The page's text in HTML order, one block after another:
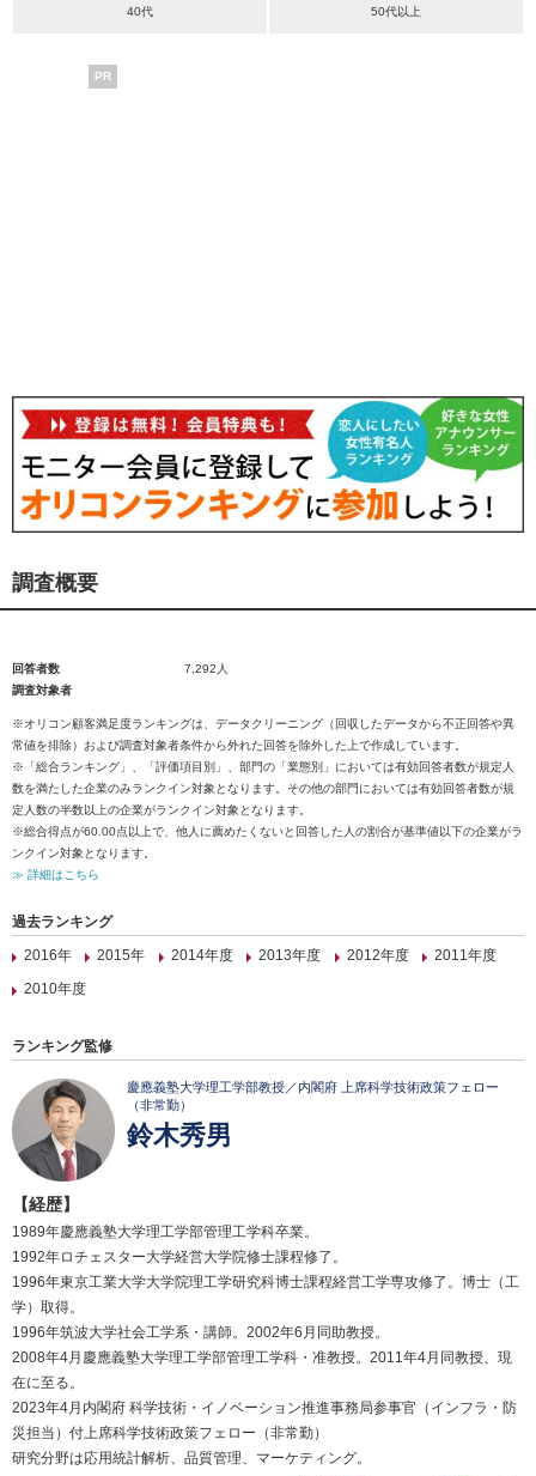
40代 50代以上
PR
調査概要
回答者数
7,292人
調査対象者
※オリコン顧客満足度ランキングは、データクリーニング（回収したデータから不正回答や異
常値を排除）および調査対象者条件から外れた回答を除外した上で作成しています。
※「総合ランキング」、「評価項目別」、部門の「業態別」においては有効回答者数が規定人
数を満たした企業のみランクイン対象となります。その他の部門においては有効回答者数が規
定人数の半数以上の企業がランクイン対象となります。
※総合得点が60.00点以上で、他人に薦めたくないと回答した人の割合が基準値以下の企業がラ
ンクイン対象となります。
≫ 詳細はこちら
過去ランキング
2016年
2015年 2014年度 2013年度 2012年度
2011年度
2010年度
ランキング監修
慶應義塾大学理工学部教授／内閣府 上席科学技術政策フェロー
（非常勤）
鈴木秀男
【経歴】
1989年慶應義塾大学理工学部管理工学科卒業。
1992年ロチェスター大学経営大学院修士課程修了。
1996年東京工業大学大学院理工学研究科博士課程経営工学専攻修了。博士（工
学）取得。
1996年筑波大学社会工学系・講師。2002年6月同助教授。
2008年4月慶應義塾大学理工学部管理工学科・准教授。2011年4月同教授、現
在に至る。
2023年4月内閣府 科学技術・イノベーション推進事務局参事官（インフラ・防
災担当）付上席科学技術政策フェロー（非常勤）
研究分野は応用統計解析、品質管理、マーケティング。